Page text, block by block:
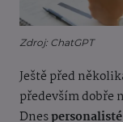
Zdroj: ChatGPT
Ještě před
především dobře
Dnes